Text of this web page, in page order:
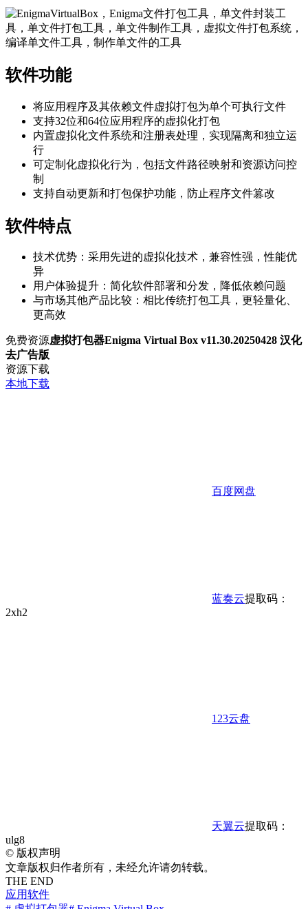
软件功能
将应用程序及其依赖文件虚拟打包为单个可执行文件
支持32位和64位应用程序的虚拟化打包
内置虚拟化文件系统和注册表处理，实现隔离和独立运
行
可定制化虚拟化行为，包括文件路径映射和资源访问控
制
支持自动更新和打包保护功能，防止程序文件篡改
软件特点
技术优势：采用先进的虚拟化技术，兼容性强，性能优
异
用户体验提升：简化软件部署和分发，降低依赖问题
与市场其他产品比较：相比传统打包工具，更轻量化、
更高效
免费资源虚拟打包器Enigma Virtual Box v11.30.20250428 汉化
去广告版
资源下载
本地下载
百度网盘
蓝奏云提取码：
2xh2
123云盘
天翼云提取码：
ulg8
© 版权声明
文章版权归作者所有，未经允许请勿转载。
THE END
应用软件